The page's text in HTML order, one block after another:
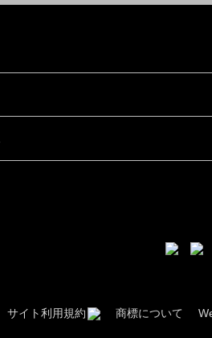
サイト利用規約 商標について